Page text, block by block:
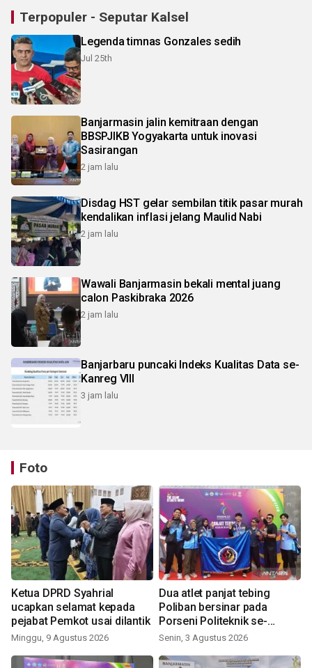
Terpopuler - Seputar Kalsel
Legenda timnas Gonzales sedih
Jul 25th
Banjarmasin jalin kemitraan dengan
BBSPJIKB Yogyakarta untuk inovasi
Sasirangan
2 jam lalu
Disdag HST gelar sembilan titik pasar murah
kendalikan inflasi jelang Maulid Nabi
2 jam lalu
Wawali Banjarmasin bekali mental juang
calon Paskibraka 2026
2 jam lalu
Banjarbaru puncaki Indeks Kualitas Data se-
Kanreg VIII
3 jam lalu
Foto
Ketua DPRD Syahrial
ucapkan selamat kepada
pejabat Pemkot usai dilantik
Minggu, 9 Agustus 2026
Dua atlet panjat tebing
Poliban bersinar pada
Porseni Politeknik se-
Indonesia 2026
Senin, 3 Agustus 2026